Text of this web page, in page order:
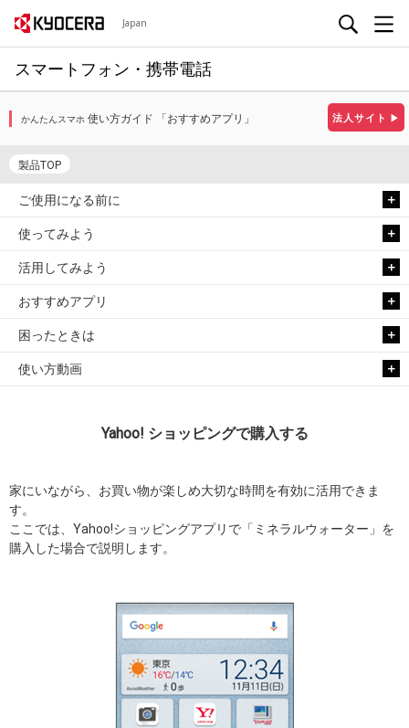
Japan
スマートフォン・携帯電話
法人サイト ▶
かんたんスマホ 使い方ガイド 「おすすめアプリ」
製品TOP
ご使用になる前に
使ってみよう
活用してみよう
おすすめアプリ
困ったときは
使い方動画
Yahoo! ショッピングで購入する
家にいながら、お買い物が楽しめ大切な時間を有効に活用できま
す。
ここでは、Yahoo!ショッピングアプリで「ミネラルウォーター」を
購入した場合で説明します。